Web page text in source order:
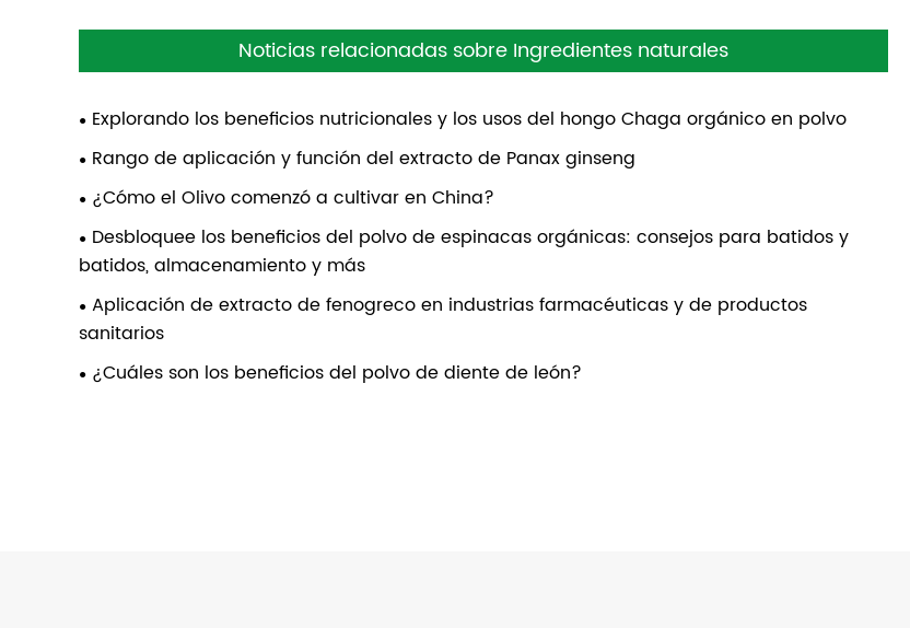
Noticias relacionadas sobre Ingredientes naturales
Explorando los beneficios nutricionales y los usos del hongo Chaga orgánico en polvo
Rango de aplicación y función del extracto de Panax ginseng
¿Cómo el Olivo comenzó a cultivar en China?
Desbloquee los beneficios del polvo de espinacas orgánicas: consejos para batidos y
batidos, almacenamiento y más
Aplicación de extracto de fenogreco en industrias farmacéuticas y de productos
sanitarios
¿Cuáles son los beneficios del polvo de diente de león?